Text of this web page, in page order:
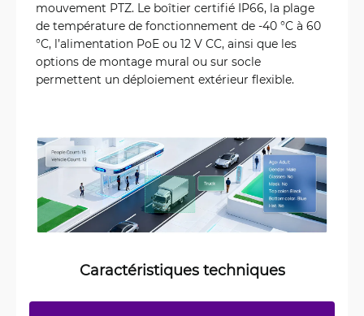
mouvement PTZ. Le boîtier certifié IP66, la plage
de température de fonctionnement de -40 °C à 60
°C, l’alimentation PoE ou 12 V CC, ainsi que les
options de montage mural ou sur socle
permettent un déploiement extérieur flexible.
Caractéristiques techniques